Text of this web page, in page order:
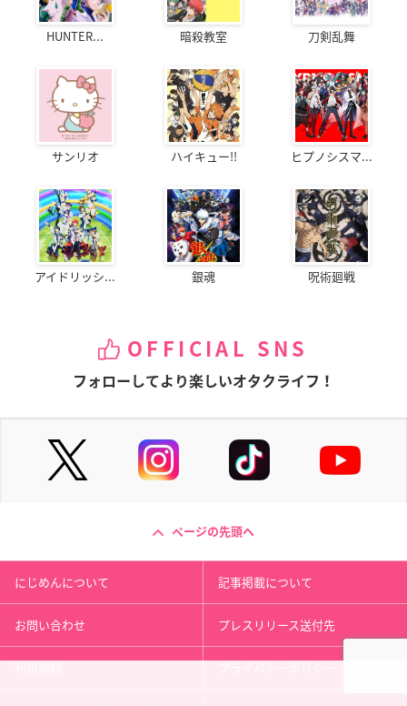
HUNTER... 暗殺教室 刀剣乱舞
サンリオ ハイキュー!! ヒプノシスマ...
アイドリッシ... 銀魂 呪術廻戦
OFFICIAL SNS
フォローしてより楽しいオタクライフ！
ページの先頭へ
にじめんについて 記事掲載について
お問い合わせ プレスリリース送付先